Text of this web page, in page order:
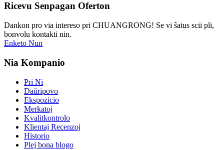
Ricevu Senpagan Oferton
Dankon pro via intereso pri CHUANGRONG! Se vi ŝatus scii pli,
bonvolu kontakti nin.
Enketo Nun
Nia Kompanio
Pri Ni
Daŭripovo
Ekspozicio
Merkatoj
Kvalitkontrolo
Klientaj Recenzoj
Historio
Plej bona blogo